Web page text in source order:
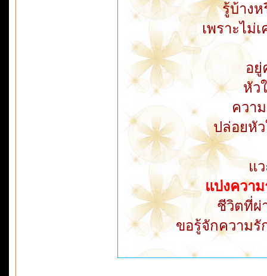
รู้บ้างห
เพราะไม่
อยู่
หัว
ควา
ปล่อยหัว
แ
แบ่งความ
ชีวิตที่ผ่
ขอรู้จักความรั